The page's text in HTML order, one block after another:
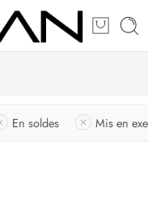
En soldes Mis en